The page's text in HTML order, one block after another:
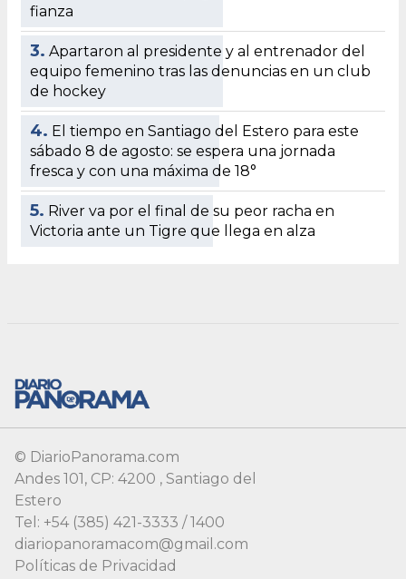
© DiarioPanorama.com
Andes 101, CP: 4200 , Santiago del
Estero
Tel: +54 (385) 421-3333 / 1400
diariopanoramacom@gmail.com
Políticas de Privacidad